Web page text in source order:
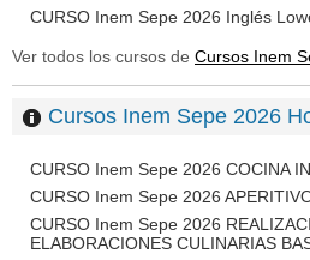
CURSO Inem Sepe 2026 Inglés
Ver todos los cursos de Cursos Inem
Cursos Inem Sepe 2026
CURSO Inem Sepe 2026 COCINA
CURSO Inem Sepe 2026
CURSO Inem Sepe 2026
ELABORACIONES CULINARIAS